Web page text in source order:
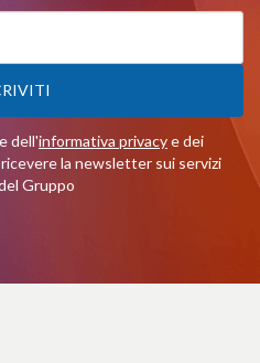
dell'informativa privacye dei
la newsletter sui servizi
Gruppo